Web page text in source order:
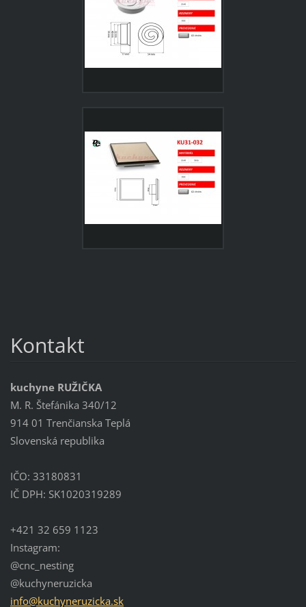
Kontakt
kuchyne RUŽIČKA
M. R. Štefánika 340/12
914 01 Trenčianska Teplá
Slovenská republika
IČO: 33180831
IČ DPH: SK1020319289
+421 32 659 1123
Instagram:
@cnc_nesting
@kuchyneruzicka
info@kuchyneruzicka.sk